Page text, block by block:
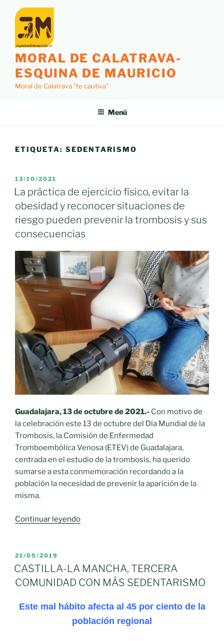
contenido
MORAL DE CALATRAVA-
ESQUINA DE MAURICIO
Moral de Calatrava "te cautiva"
Menú
ETIQUETA: SEDENTARISMO
PUBLICADO
EL
13/10/2021
La práctica de ejercicio físico, evitar la
obesidad y reconocer situaciones de
riesgo pueden prevenir la trombosis y sus
consecuencias
Guadalajara, 13 de octubre de 2021.- Con motivo de
la celebración este 13 de octubre del Día Mundial de la
Trombosis, la Comisión de Enfermedad
Tromboembólica Venosa (ETEV) de Guadalajara,
centrada en el estudio de la trombosis, ha querido
sumarse a esta conmemoración recordando a la
población la necesidad de prevenir la aparición de la
misma.
Continuar leyendo«La
físico,
evitar
obesidad
reconocer
PUBLICADO
EL
21/05/2019
CASTILLA-LA MANCHA, TERCERA
COMUNIDAD CON MÁS SEDENTARISMO
Este mal hábito afecta al 45 por ciento de la
población regional